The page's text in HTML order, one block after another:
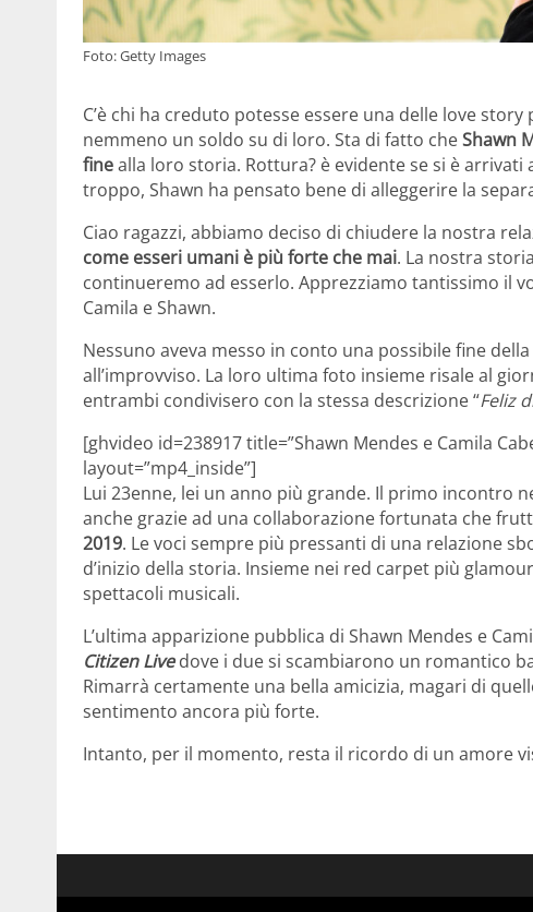
Foto: Getty Images
C’è chi ha creduto potesse essere una delle love
nemmeno un soldo su di loro. Sta di fatto cheShawn
finealla loro storia. Rottura? è evidente se si è
troppo, Shawn ha pensato bene di alleggerire la
Ciao ragazzi, abbiamo deciso di chiudere la nostra
come esseri umani è più forte che mai. La nostra
continueremo ad esserlo. Apprezziamo tantissimo il
Camila e Shawn.
Nessuno aveva messo in conto una possibile fine
all’improvviso. La loro ultima foto insieme risale al
entrambi condivisero con la stessa descrizione “Feliz
[ghvideo id=238917 title=”Shawn Mendes e Camila
layout=”mp4_inside”]
Lui 23enne, lei un anno più grande. Il primo incontro
anche grazie ad una collaborazione fortunata che
2019. Le voci sempre più pressanti di una relazione
d’inizio della storia. Insieme nei red carpet più
spettacoli musicali.
L’ultima apparizione pubblica di Shawn Mendes e
Citizen Livedove i due si scambiarono un romantico
Rimarrà certamente una bella amicizia, magari di
sentimento ancora più forte.
Intanto, per il momento, resta il ricordo di un amore